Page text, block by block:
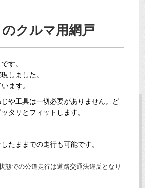
クルマ用網戸
す。
しました。
ます。
や工具は一切必要がありません。ど
タリとフィットします。
たままでの走行も可能です。
態での公道走行は道路交通法違反となり